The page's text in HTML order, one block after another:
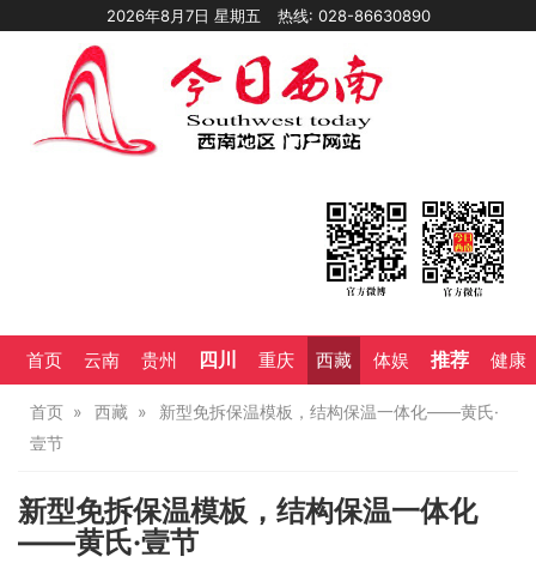
2026年8月7日 星期五 热线: 028-86630890
首页 云南 贵州 四川 重庆 西藏 体娱 推荐 健康
首页 西藏
新型免拆保温模板，结构保温一体化——黄氏·
壹节
新型免拆保温模板，结构保温一体化
——黄氏·壹节